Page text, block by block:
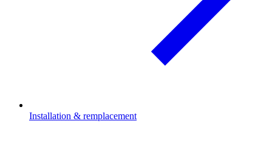
Installation & remplacement